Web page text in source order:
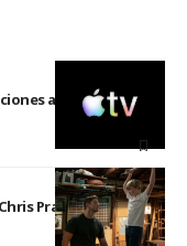
a los premios
Pratt